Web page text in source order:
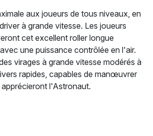
aux joueurs de tous niveaux, en
à grande vitesse. Les joueurs
cet excellent roller longue
une puissance contrôlée en l'air.
virages à grande vitesse modérés à
rapides, capables de manœuvrer
l'Astronaut.